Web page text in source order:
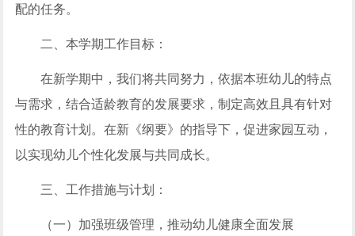
配的任务。
二、本学期工作目标：
在新学期中，我们将共同努力，依据本班幼儿的特点
与需求，结合适龄教育的发展要求，制定高效且具有针对
性的教育计划。在新《纲要》的指导下，促进家园互动，
以实现幼儿个性化发展与共同成长。
三、工作措施与计划：
（一）加强班级管理，推动幼儿健康全面发展